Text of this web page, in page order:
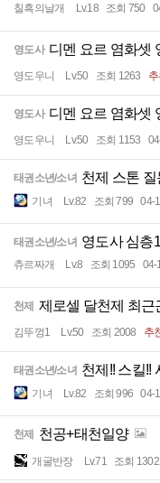
칠흑의날개 Lv.18 조회 750
영도사 디멘 요르 염화셋
영도우니 Lv.50 조회 1263
영도사 디멘 요르 염화셋
영도우니 Lv.50 조회 1153
태권소년/소녀 천제 스톤 질
기녀 Lv.82 조회 799 04-
태권소년/소녀 영도사 심층
츄르짜개 Lv.8 조회 1095 04-
천제 제로셀 달천제 최근
김뚜껑1 Lv.50 조회 2008 추
태권소년/소녀 천제!! 스킬!!
기녀 Lv.82 조회 996 04-
천제 천공+태천일양
개굴반장 Lv.71 조회 1302